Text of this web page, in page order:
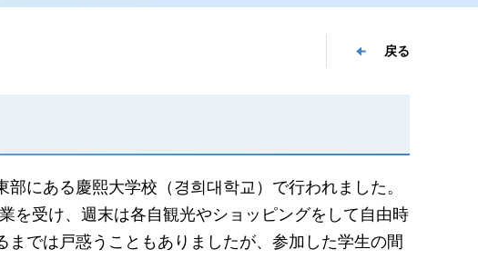
戻る
にある慶熙大学校（경희대학교）で行われました。
を受け、週末は各自観光やショッピングをして自由時
では戸惑うこともありましたが、参加した学生の間